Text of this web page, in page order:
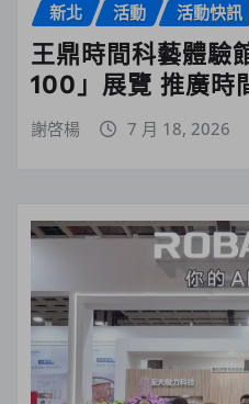
新北 活動 活動快訊
王鼎時間科藝體驗
100」展覽 推廣時
謝啓楊 7 月 18, 2026